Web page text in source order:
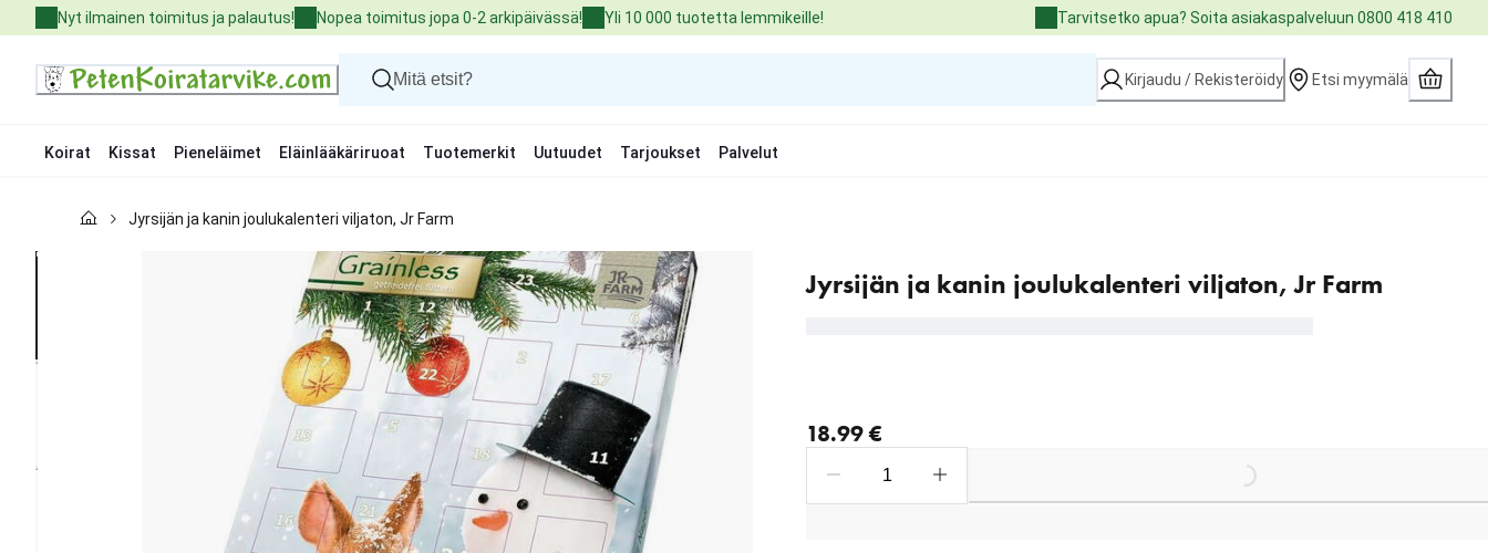
to
Nyt ilmainen toimitus ja palautus! Nopea toimitus jopa 0-2 arkipäivässä! Yli 10 000 tuotetta lemmikeille! Tarvitsetko apua? Soita asiakaspalveluun 0800 418 410
Kirjaudu / Rekisteröidy Etsi myymälä
Koirat Kissat Pieneläimet Eläinlääkäriruoat Tuotemerkit Uutuudet Tarjoukset Palvelut
Kissat
Jyrsijän ja kanin joulukalenteri viljaton, Jr Farm
Jyrsijän ja kanin joulukalenteri viljaton, Jr Farm
18.99 €
Loading...